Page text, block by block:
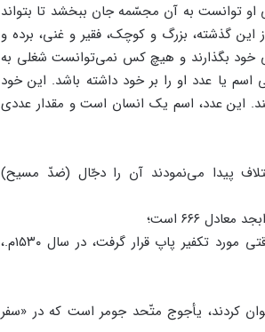
او توانست به آن مجسّمه جان ببخشد تا بتواند
گذشته، بزرگ و کوچک، فقیر و غنی، برده و
خود بگذارند و هیچ کس نمی‌توانست شغلی به
یا عدد او را بر خود داشته باشد. این خود
این عدد، اسم یک انسان است و مقدار عددی
پیدا می‌نمودند آن را دجّال (ضدّ مسیح)
۶۶۶ است؛
مارتین لوتر، بنیانگذار مسیحیّت پروتستان و بدعت در مسیحیّت، وقتی مورد تکفیر پاپ قرار گرفت، در سال ۱۵۳۰م.،
کردند، یأجوج متّحد جومر است که در «سفر